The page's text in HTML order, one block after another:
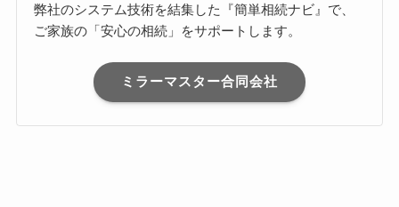
弊社のシステム技術を結集した『簡単相続ナビ』で、
ご家族の「安心の相続」をサポートします。
ミラーマスター合同会社